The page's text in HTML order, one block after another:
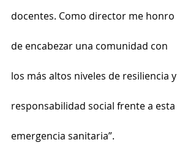
docentes. Como director me honro
de encabezar una comunidad con
los más altos niveles de resiliencia y
responsabilidad social frente a esta
emergencia sanitaria”.